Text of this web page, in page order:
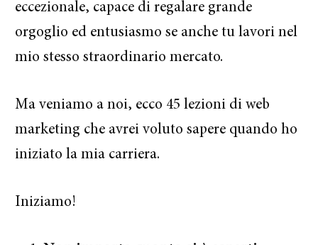
eccezionale, capace di regalare grande
orgoglio ed entusiasmo se anche tu lavori nel
mio stesso straordinario mercato.
Ma veniamo a noi, ecco 45 lezioni di web
marketing che avrei voluto sapere quando ho
iniziato la mia carriera.
Iniziamo!